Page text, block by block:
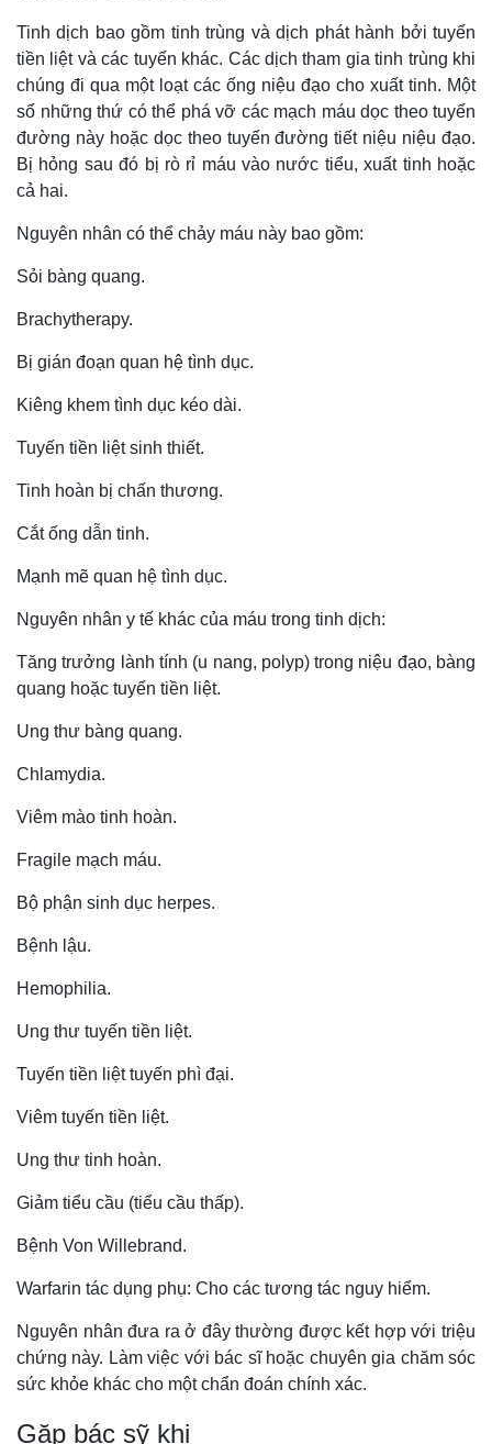
Tinh dịch bao gồm tinh trùng và dịch phát hành bởi tuyến
tiền liệt và các tuyến khác. Các dịch tham gia tinh trùng khi
chúng đi qua một loạt các ống niệu đạo cho xuất tinh. Một
số những thứ có thể phá vỡ các mạch máu dọc theo tuyến
đường này hoặc dọc theo tuyến đường tiết niệu niệu đạo.
Bị hỏng sau đó bị rò rỉ máu vào nước tiểu, xuất tinh hoặc
cả hai.
Nguyên nhân có thể chảy máu này bao gồm:
Sỏi bàng quang.
Brachytherapy.
Bị gián đoạn quan hệ tình dục.
Kiêng khem tình dục kéo dài.
Tuyến tiền liệt sinh thiết.
Tinh hoàn bị chấn thương.
Cắt ống dẫn tinh.
Mạnh mẽ quan hệ tình dục.
Nguyên nhân y tế khác của máu trong tinh dịch:
Tăng trưởng lành tính (u nang, polyp) trong niệu đạo, bàng
quang hoặc tuyến tiền liệt.
Ung thư bàng quang.
Chlamydia.
Viêm mào tinh hoàn.
Fragile mạch máu.
Bộ phận sinh dục herpes.
Bệnh lậu.
Hemophilia.
Ung thư tuyến tiền liệt.
Tuyến tiền liệt tuyến phì đại.
Viêm tuyến tiền liệt.
Ung thư tinh hoàn.
Giảm tiểu cầu (tiểu cầu thấp).
Bệnh Von Willebrand.
Warfarin tác dụng phụ: Cho các tương tác nguy hiểm.
Nguyên nhân đưa ra ở đây thường được kết hợp với triệu
chứng này. Làm việc với bác sĩ hoặc chuyên gia chăm sóc
sức khỏe khác cho một chẩn đoán chính xác.
Gặp bác sỹ khi